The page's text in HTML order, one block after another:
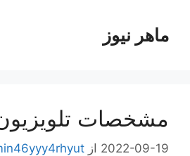
محتواماهر نیوز
مشخصات
2022-09-19 از